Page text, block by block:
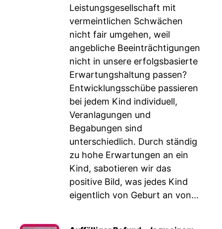
Leistungsgesellschaft mit
vermeintlichen Schwächen
nicht fair umgehen, weil
angebliche Beeinträchtigungen
nicht in unsere erfolgsbasierte
Erwartungshaltung passen?
Entwicklungsschübe passieren
bei jedem Kind individuell,
Veranlagungen und
Begabungen sind
unterschiedlich. Durch ständig
zu hohe Erwartungen an ein
Kind, sabotieren wir das
positive Bild, was jedes Kind
eigentlich von Geburt an von...